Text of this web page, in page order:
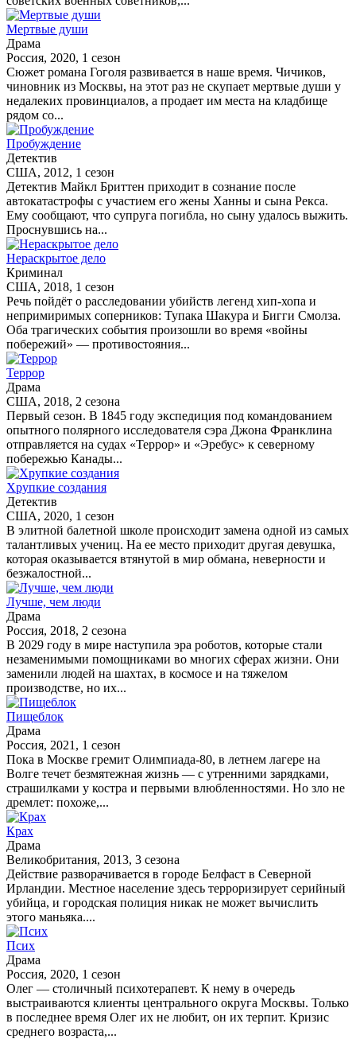
Мертвые души
Драма
Россия, 2020, 1 сезон
Сюжет романа Гоголя развивается в наше время. Чичиков,
чиновник из Москвы, на этот раз не скупает мертвые души у
недалеких провинциалов, а продает им места на кладбище
рядом со...
Пробуждение
Детектив
США, 2012, 1 сезон
Детектив Майкл Бриттен приходит в сознание после
автокатастрофы с участием его жены Ханны и сына Рекса.
Ему сообщают, что супруга погибла, но сыну удалось выжить.
Проснувшись на...
Нераскрытое дело
Криминал
США, 2018, 1 сезон
Речь пойдёт о расследовании убийств легенд хип-хопа и
непримиримых соперников: Тупака Шакура и Бигги Смолза.
Оба трагических события произошли во время «войны
побережий» — противостояния...
Террор
Драма
США, 2018, 2 сезона
Первый сезон. В 1845 году экспедиция под командованием
опытного полярного исследователя сэра Джона Франклина
отправляется на судах «Террор» и «Эребус» к северному
побережью Канады...
Хрупкие создания
Детектив
США, 2020, 1 сезон
В элитной балетной школе происходит замена одной из самых
талантливых учениц. На ее место приходит другая девушка,
которая оказывается втянутой в мир обмана, неверности и
безжалостной...
Лучше, чем люди
Драма
Россия, 2018, 2 сезона
В 2029 году в мире наступила эра роботов, которые стали
незаменимыми помощниками во многих сферах жизни. Они
заменили людей на шахтах, в космосе и на тяжелом
производстве, но их...
Пищеблок
Драма
Россия, 2021, 1 сезон
Пока в Москве гремит Олимпиада-80, в летнем лагере на
Волге течет безмятежная жизнь — с утренними зарядками,
страшилками у костра и первыми влюбленностями. Но зло не
дремлет: похоже,...
Крах
Драма
Великобритания, 2013, 3 сезона
Действие разворачивается в городе Белфаст в Северной
Ирландии. Местное население здесь терроризирует серийный
убийца, и городская полиция никак не может вычислить
этого маньяка....
Псих
Драма
Россия, 2020, 1 сезон
Олег — столичный психотерапевт. К нему в очередь
выстраиваются клиенты центрального округа Москвы. Только
в последнее время Олег их не любит, он их терпит. Кризис
среднего возраста,...